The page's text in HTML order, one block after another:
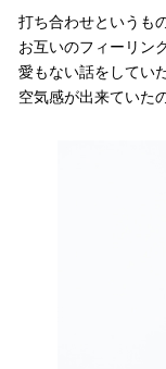
打ち合わせというも
お互いのフィーリン
愛もない話をしてい
空気感が出来ていた